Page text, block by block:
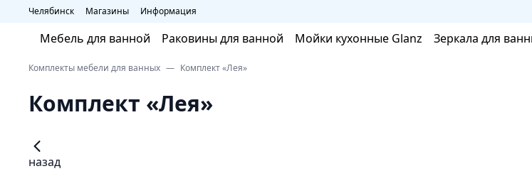
Челябинск Магазины Информация
Мебель для ванной Раковины для ванной Мойки кухонные Glanz Зеркала для
Комплекты мебели для ванных Комплект «Лея»
Комплект «Лея»
назад